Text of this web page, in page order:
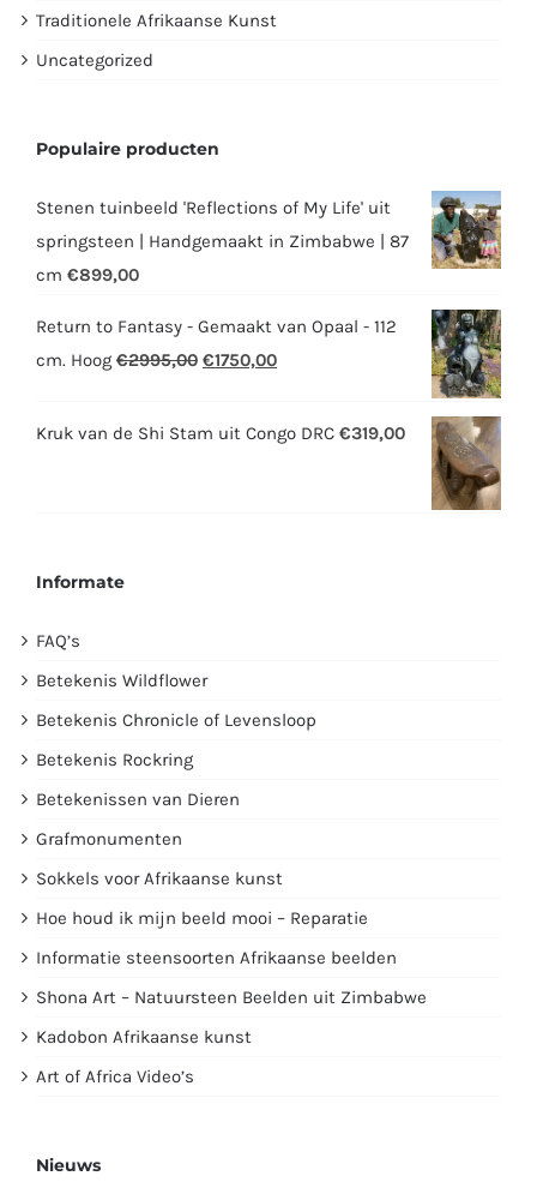
Traditionele Afrikaanse Kunst
Uncategorized
Populaire producten
Stenen tuinbeeld 'Reflections of My Life' uit
springsteen | Handgemaakt in Zimbabwe | 87
cm €899,00
Return to Fantasy - Gemaakt van Opaal - 112
cm. Hoog €2995,00 Oorspronkelijke
was:
€1750,00Huidige
is:
Kruk van de Shi Stam uit Congo DRC €319,00
Informate
FAQ’s
Betekenis Wildflower
Betekenis Chronicle of Levensloop
Betekenis Rockring
Betekenissen van Dieren
Grafmonumenten
Sokkels voor Afrikaanse kunst
Hoe houd ik mijn beeld mooi – Reparatie
Informatie steensoorten Afrikaanse beelden
Shona Art – Natuursteen Beelden uit Zimbabwe
Kadobon Afrikaanse kunst
Art of Africa Video’s
Nieuws